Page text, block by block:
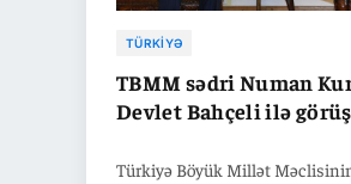
TÜRKIYƏ
TBMM sədri Numan
Devlet Bahçeli ilə
Türkiyə Böyük Millət